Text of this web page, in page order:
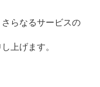
らなるサービスの
上げます。